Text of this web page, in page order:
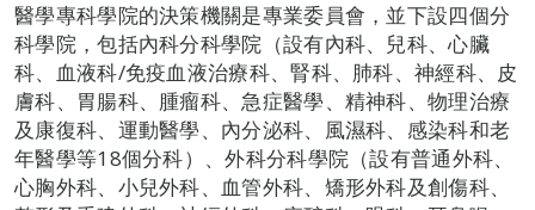
醫學專科學院的決策機關是專業委員會，並下設四個分
科學院，包括內科分科學院（設有內科、兒科、心臟
科、血液科/免疫血液治療科、腎科、肺科、神經科、皮
膚科、胃腸科、腫瘤科、急症醫學、精神科、物理治療
及康復科、運動醫學、內分泌科、風濕科、感染科和老
年醫學等18個分科）、外科分科學院（設有普通外科、
心胸外科、小兒外科、血管外科、矯形外科及創傷科、